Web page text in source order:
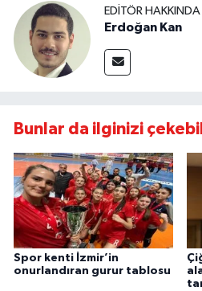
EDITÖR HAKKINDA
Erdoğan Kan
Bunlar da ilginizi
Spor kenti İzmir’in
onurlandıran gurur tablosu